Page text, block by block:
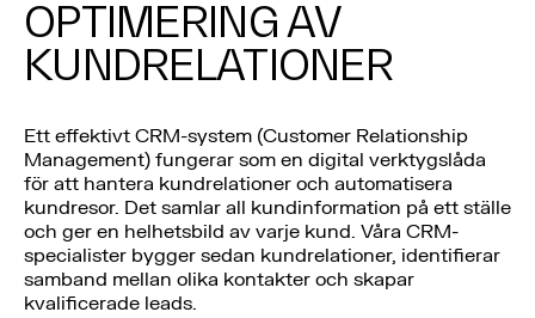
OPTIMERING AV
KUNDRELATIONER
Ett effektivt CRM-system (Customer Relationship
Management) fungerar som en digital verktygslåda
för att hantera kundrelationer och automatisera
kundresor. Det samlar all kundinformation på ett ställe
och ger en helhetsbild av varje kund. Våra CRM-
specialister bygger sedan kundrelationer, identifierar
samband mellan olika kontakter och skapar
kvalificerade leads.